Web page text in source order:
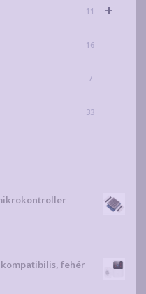
+
11
16
7
33
fehér